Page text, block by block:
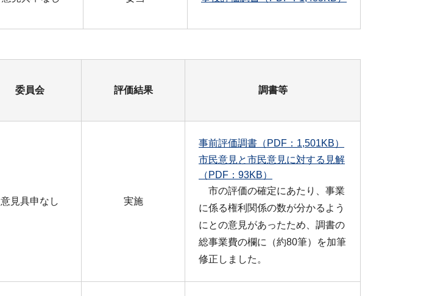
委員会 評価結果 調書等
意見具申なし 実施
事前評価調書（PDF：1,501KB）
市民意見と市民意見に対する見解
（PDF：93KB）
市の評価の確定にあたり、事業
に係る権利関係の数が分かるよう
にとの意見があったため、調書の
総事業費の欄に（約80筆）を加筆
修正しました。